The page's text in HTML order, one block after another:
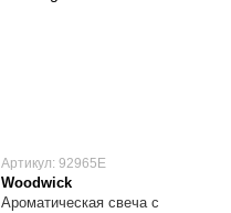
Артикул: 92965E
Woodwick
Ароматическая свеча с